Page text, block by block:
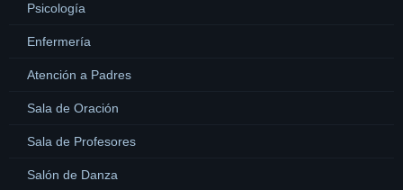
Psicología
Enfermería
Atención a Padres
Sala de Oración
Sala de Profesores
Salón de Danza